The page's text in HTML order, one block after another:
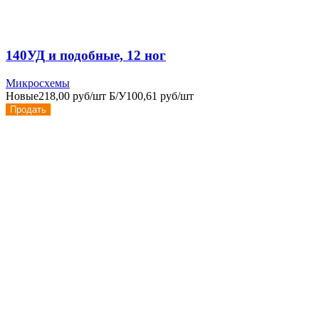
140УД и подобные, 12 ног
Микросхемы
Новые218,00 руб/шт Б/У100,61 руб/шт
Продать